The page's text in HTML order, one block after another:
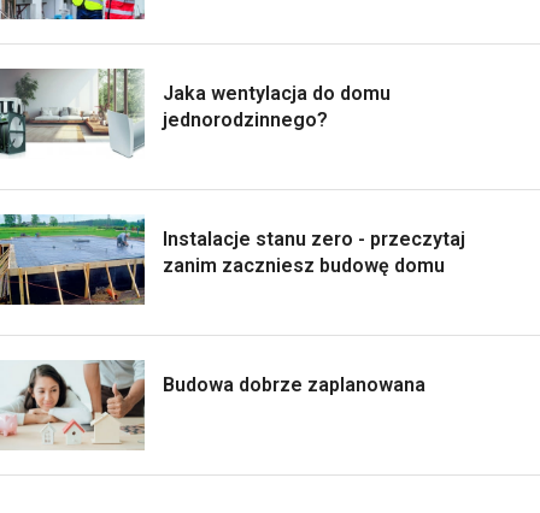
Jaka wentylacja do domu
jednorodzinnego?
Instalacje stanu zero - przeczytaj
zanim zaczniesz budowę domu
Budowa dobrze zaplanowana